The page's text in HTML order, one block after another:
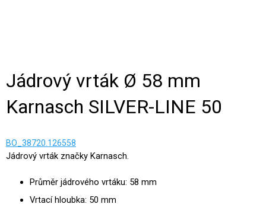
Jádrový vrták Ø 58 mm
Karnasch SILVER-LINE 50
BO_38720.126558
Jádrový vrták značky Karnasch.
Průměr jádrového vrtáku: 58 mm
Vrtací hloubka: 50 mm